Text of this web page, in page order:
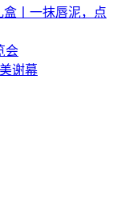
丨一抹唇泥，点
会
谢幕